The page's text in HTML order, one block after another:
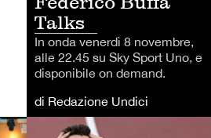
Talks
In onda venerdì 8 novembre,
alle 22.45 su Sky Sport Uno, e
disponibile on demand.
di Redazione Undici
CALCIO